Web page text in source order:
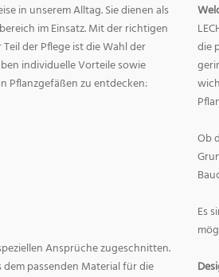
in unserem Alltag. Sie dienen als
im Einsatz. Mit der richtigen
der Pflege ist die Wahl der
individuelle Vorteile sowie
Pflanzgefäßen zu entdecken:
Ansprüche zugeschnitten.
passenden Material für die
die
Ob
Es